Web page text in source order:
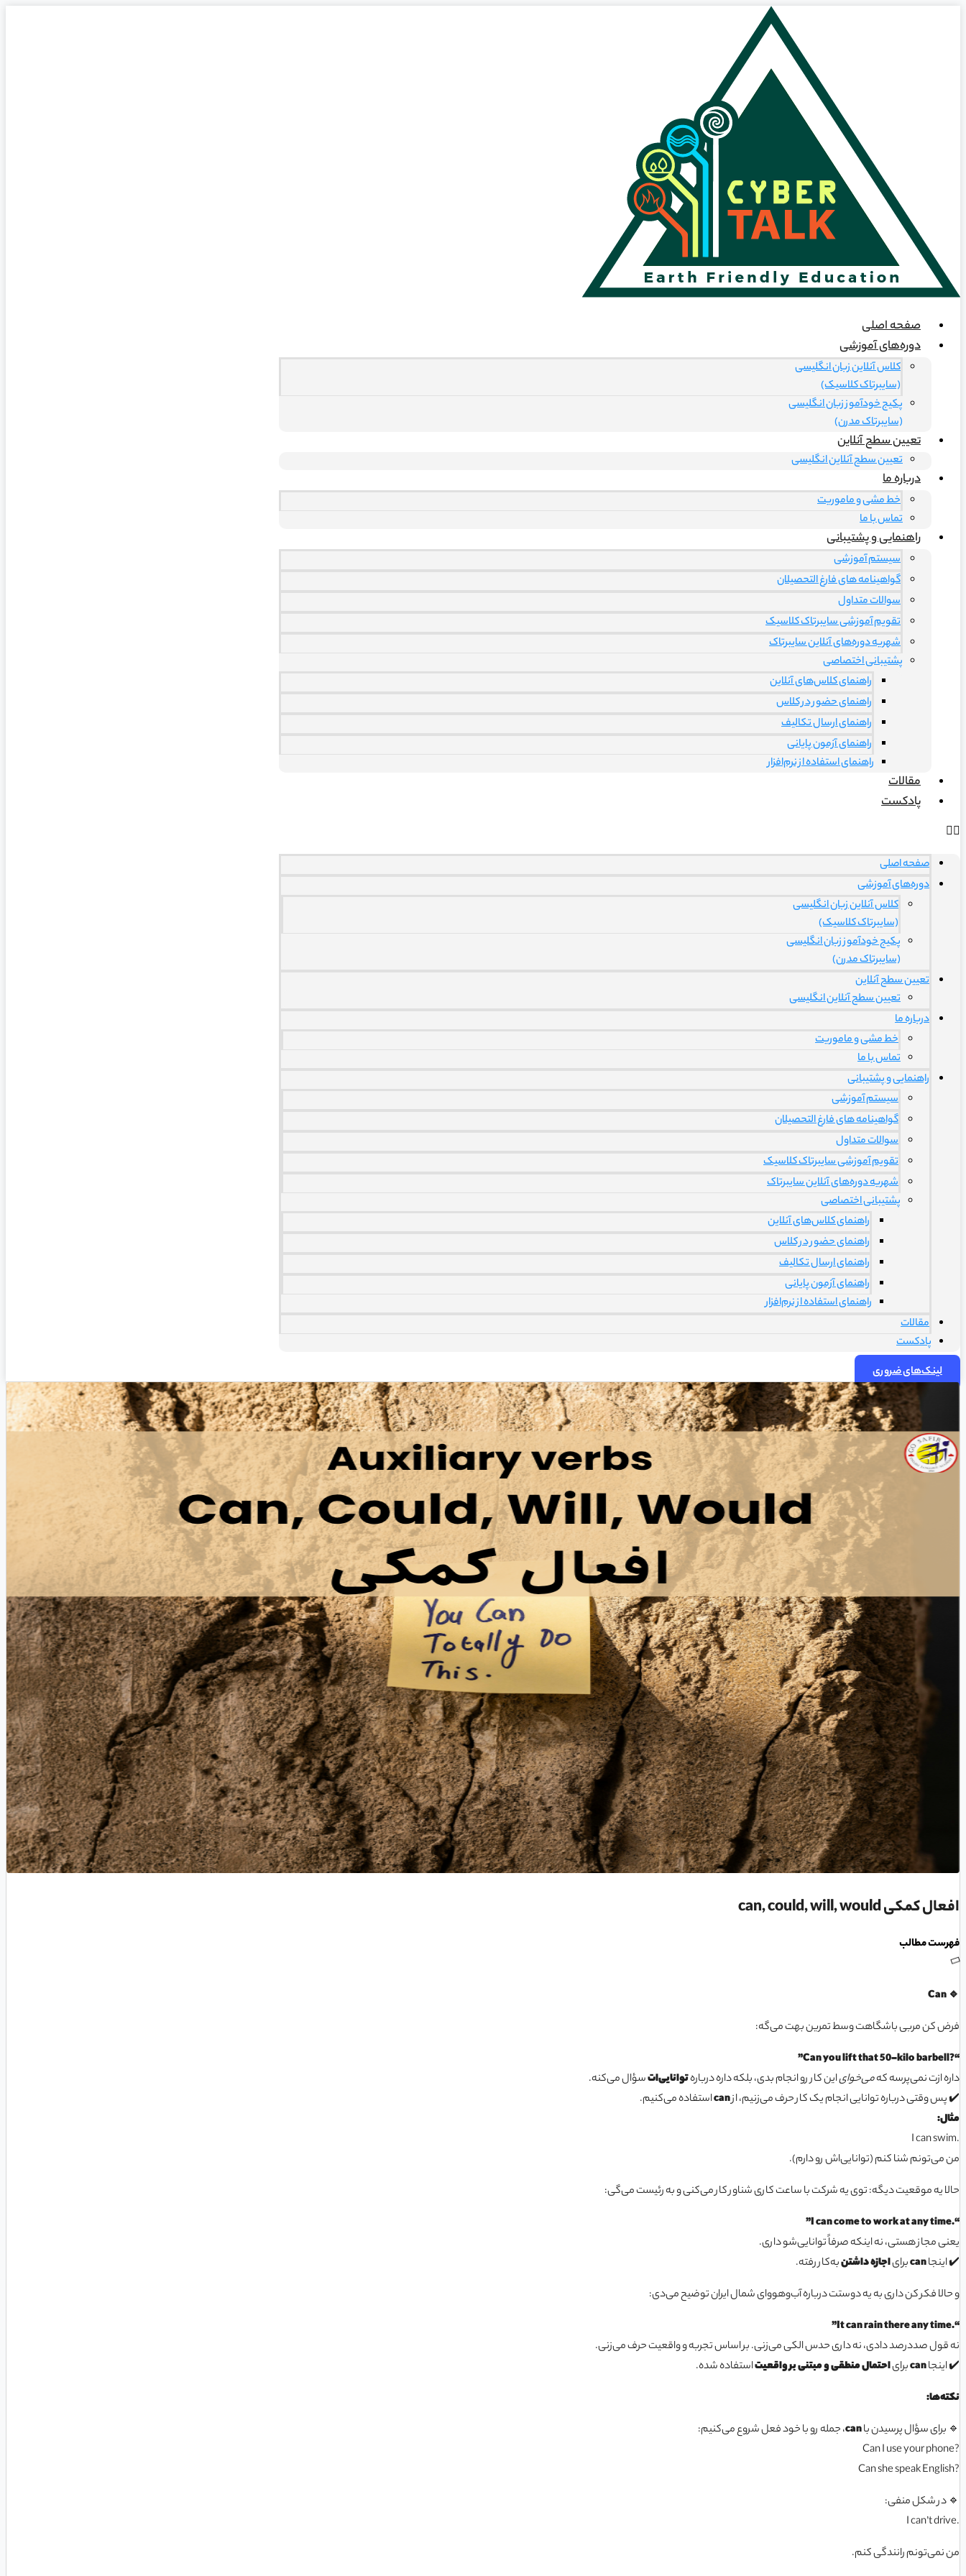
صفحه اصلی
دوره‌های آموزشی
کلاس آنلاین زبان انگلیسی
(سایبرتاک کلاسیک)
پکیج خودآموز زبان انگلیسی
(سایبرتاک مدرن)
تعیین سطح آنلاین
تعیین سطح آنلاین انگلیسی
درباره ما
خط مشی و ماموریت
تماس با ما
راهنمایی و پشتیبانی
سیستم آموزشی
گواهینامه های فارغ التحصیلان
سوالات متداول
تقویم آموزشی سایبرتاک کلاسیک
شهریه دوره‌های آنلاین سایبرتاک
پشتیبانی اختصاصی
راهنمای کلاس‌های آنلاین
راهنمای حضور در کلاس
راهنمای ارسال تکالیف
راهنمای آزمون پایانی
راهنمای استفاده از نرم‌افزار
مقالات
پادکست
صفحه اصلی
دوره‌های آموزشی
کلاس آنلاین زبان انگلیسی
(سایبرتاک کلاسیک)
پکیج خودآموز زبان انگلیسی
(سایبرتاک مدرن)
تعیین سطح آنلاین
تعیین سطح آنلاین انگلیسی
درباره ما
خط مشی و ماموریت
تماس با ما
راهنمایی و پشتیبانی
سیستم آموزشی
گواهینامه های فارغ التحصیلان
سوالات متداول
تقویم آموزشی سایبرتاک کلاسیک
شهریه دوره‌های آنلاین سایبرتاک
پشتیبانی اختصاصی
راهنمای کلاس‌های آنلاین
راهنمای حضور در کلاس
راهنمای ارسال تکالیف
راهنمای آزمون پایانی
راهنمای استفاده از نرم‌افزار
مقالات
پادکست
لینک‌های ضروری
افعال کمکی can, could, will, would
فهرست مطالب
🔹
فرض کن مربی باشگاهت وسط تمرین بهت می‌گه:
“?Can you lift that 50-kilo barbell”
داره ازت نمی‌پرسه کهمی‌خوایاین کار رو انجام بدی، بلکه داره دربارهتوانایی‌اتسؤال می‌کنه.
✔️ پس وقتی درباره توانایی انجام یک کار حرف می‌زنیم، ازcanاستفاده می‌کنیم.
مثال:
.I can swim
من می‌تونم شنا کنم (توانایی‌اش رو دارم).
حالا یه موقعیت دیگه: توی یه شرکت با ساعت کاری شناور کار می‌کنی و به رئیست می‌گی:
“.I can come to work at any time”
یعنی مجاز هستی، نه اینکه صرفاً توانایی‌شو داری.
✔️ اینجاcanبرایاجازه داشتنبه‌کار رفته.
و حالا فکر کن داری به یه دوستت درباره آب‌وهووای شمال ایران توضیح می‌دی:
“.It can rain there any time”
نه قول صددرصد دادی، نه داری حدس الکی می‌زنی. بر اساس تجربه‌ و واقعیت حرف می‌زنی.
✔️ اینجاcanبرایاحتمال منطقی و مبتنی بر واقعیتاستفاده شده.
نکته‌ها:
🔹 برای سؤال پرسیدن باcan، جمله رو با خود فعل شروع می‌کنیم:
?Can I use your phone
?Can she speak English
🔹 در شکل منفی:
.I can’t drive
من نمی‌تونم رانندگی کنم.